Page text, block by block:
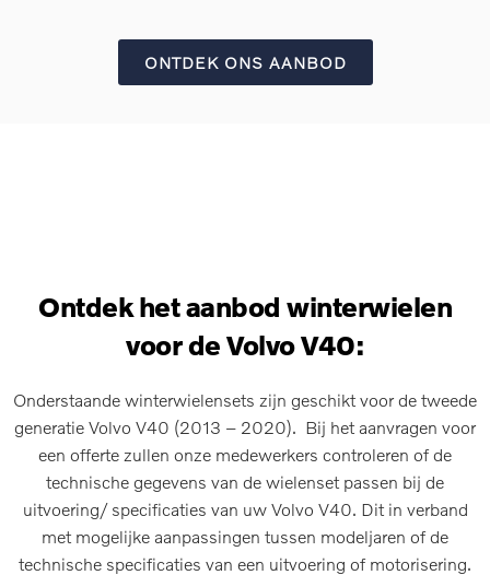
ONTDEK ONS AANBOD
Ontdek het aanbod winterwielen
voor de Volvo V40:
Onderstaande winterwielensets zijn geschikt voor de tweede
generatie Volvo V40 (2013 – 2020). Bij het aanvragen voor
een offerte zullen onze medewerkers controleren of de
technische gegevens van de wielenset passen bij de
uitvoering/ specificaties van uw Volvo V40. Dit in verband
met mogelijke aanpassingen tussen modeljaren of de
technische specificaties van een uitvoering of motorisering.